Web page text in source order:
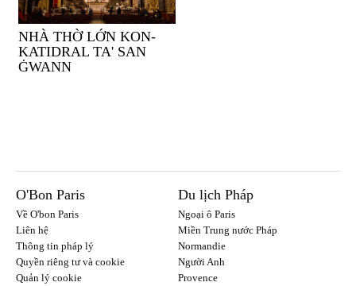
NHÀ THỜ LỚN KON-
KATIDRAL TA' SAN
ĠWANN
O'Bon Paris
Về O'bon Paris
Liên hệ
Thông tin pháp lý
Quyền riêng tư và cookie
Quản lý cookie
Du lịch Pháp
Ngoại ô Paris
Miền Trung nước Pháp
Normandie
Người Anh
Provence